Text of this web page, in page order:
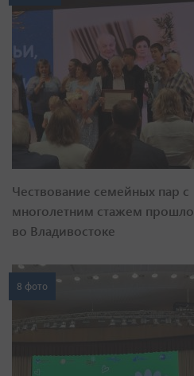
Чествование семейных пар с
многолетним стажем прошло
во Владивостоке
8 фото